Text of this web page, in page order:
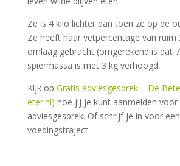
Ze is 4 kilo lichter dan toen ze op de
Ze heeft haar vetpercentage van ruim
omlaag gebracht (omgerekend is dat
spiermassa is met 3 kg verhoogd.
Kijk op Gratis adviesgesprek – De
eter.nl) hoe jij je kunt aanmelden voor
adviesgesprek. Of schrijf je in voor
voedingstraject.